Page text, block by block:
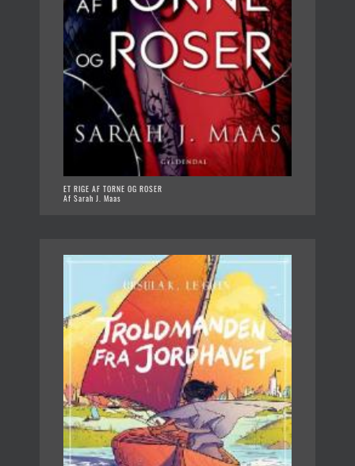
ET RIGE AF TORNE OG ROSER
Af Sarah J. Maas